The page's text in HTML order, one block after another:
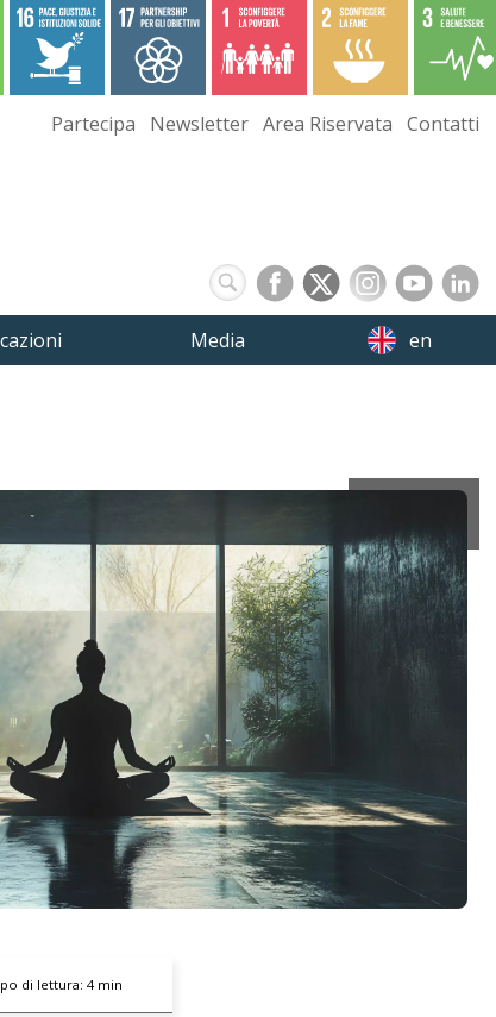
Partecipa Newsletter Area Riservata Contatti
Media en
di lettura: 4min